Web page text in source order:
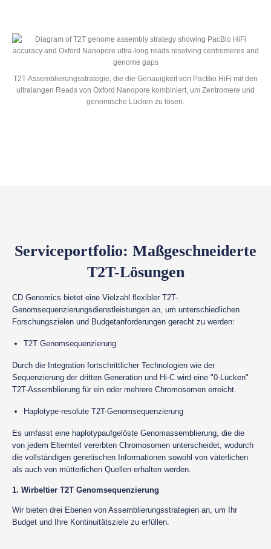
T2T-Assemblierungsstrategie, die die Genauigkeit von PacBio HiFi mit den
ultralangen Reads von Oxford Nanopore kombiniert, um Zentromere und
genomische Lücken zu lösen.
Serviceportfolio: Maßgeschneiderte
T2T-Lösungen
CD Genomics bietet eine Vielzahl flexibler T2T-
Genomsequenzierungsdienstleistungen an, um unterschiedlichen
Forschungszielen und Budgetanforderungen gerecht zu werden:
T2T Genomsequenzierung
Durch die Integration fortschrittlicher Technologien wie der
Sequenzierung der dritten Generation und Hi-C wird eine "0-Lücken"
T2T-Assemblierung für ein oder mehrere Chromosomen erreicht.
Haplotype-resolute T2T-Genomsequenzierung
Es umfasst eine haplotypaufgelöste Genomassemblierung, die die
von jedem Elternteil vererbten Chromosomen unterscheidet, wodurch
die vollständigen genetischen Informationen sowohl von väterlichen
als auch von mütterlichen Quellen erhalten werden.
1. Wirbeltier T2T Genomsequenzierung
Wir bieten drei Ebenen von Assemblierungsstrategien an, um Ihr
Budget und Ihre Kontinuitätsziele zu erfüllen.